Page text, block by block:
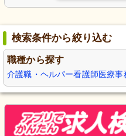
検索条件から絞り込む
職種から探す
介護職・ヘルパー看護師医療事